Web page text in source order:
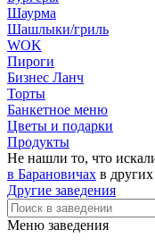
Шаурма
Шашлыки/гриль
WOK
Пироги
Бизнес Ланч
Торты
Банкетное меню
Цветы и подарки
Продукты
Не нашли то, что
в Барановичах в других
Другие заведения
Меню заведения